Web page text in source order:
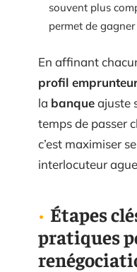
souvent plus
permet de
En affinant
profil
la banqueajuste
temps de passer
c’est maximiser
interlocuteur
Étapes
pratiques